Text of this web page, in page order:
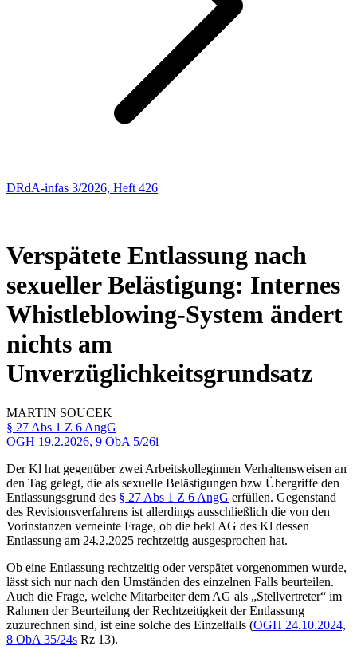
DRdA-infas 3/2026, Heft 426
Verspätete Entlassung nach
sexueller Belästigung: Internes
Whistleblowing-System ändert
nichts am
Unverzüglichkeitsgrundsatz
MARTIN SOUCEK
§ 27 Abs 1 Z 6 AngG
OGH 19.2.2026, 9 ObA 5/26i
Der Kl hat gegenüber zwei Arbeitskolleginnen Verhaltensweisen an
den Tag gelegt, die als sexuelle Belästigungen bzw Übergriffe den
Entlassungsgrund des § 27 Abs 1 Z 6 AngG erfüllen. Gegenstand
des Revisionsverfahrens ist allerdings ausschließlich die von den
Vorinstanzen verneinte Frage, ob die bekl AG des Kl dessen
Entlassung am 24.2.2025 rechtzeitig ausgesprochen hat.
Ob eine Entlassung rechtzeitig oder verspätet vorgenommen wurde,
lässt sich nur nach den Umständen des einzelnen Falls beurteilen.
Auch die Frage, welche Mitarbeiterdem AG als „Stellvertreter“ im
Rahmen der Beurteilung der Rechtzeitigkeit der Entlassung
zuzurechnen sind, ist eine solche des Einzelfalls (OGH 24.10.2024,
8 ObA 35/24s Rz 13).